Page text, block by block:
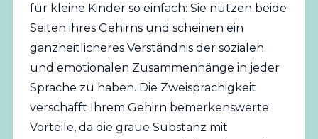
für kleine Kinder so einfach: Sie nutzen beide
Seiten ihres Gehirns und scheinen ein
ganzheitlicheres Verständnis der sozialen
und emotionalen Zusammenhänge in jeder
Sprache zu haben. Die Zweisprachigkeit
verschafft Ihrem Gehirn bemerkenswerte
Vorteile, da die graue Substanz mit